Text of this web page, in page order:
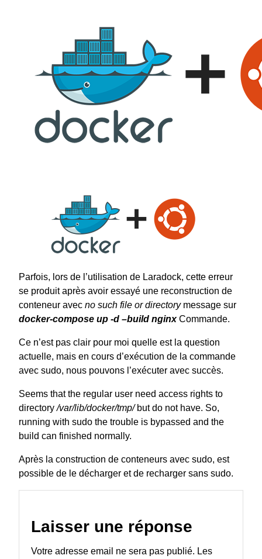
Parfois, lors de l’utilisation de Laradock, cette erreur
se produit après avoir essayé une reconstruction de
conteneur avec no such file or directorymessage sur
docker-compose up -d –build nginxCommande.
Ce n’est pas clair pour moi quelle est la question
actuelle, mais en cours d’exécution de la commande
avec sudo, nous pouvons l’exécuter avec succès.
Seems that the regular user need access rights to
directory/var/lib/docker/tmp/but do not have. So,
running with sudo the trouble is bypassed and the
build can finished normally.
Après la construction de conteneurs avec sudo, est
possible de le décharger et de recharger sans sudo.
Laisser une réponse
Votre adresse email ne sera pas publié. Les